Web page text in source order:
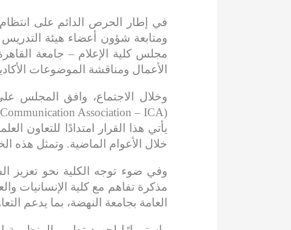
في إطار الحرص الدائم على انتظام
ومتابعة شؤون أعضاء هيئة التدريس
مجلس كلية الإعلام – جامعة
الأعمال ومناقشة الموضوعات
(International Communication Association – ICA) في مجال الإعلام والاتصال، تحت مسمى «قضايا الاتصال».
يأتي هذا القرار امتدادًا للتعاون
خلال الأعوام الماضية. وتمثل هذه
وفي ضوء توجه الكلية نحو تعزيز
مذكرة تفاهم مع كلية الإنسانيات
العامة بجامعة النهضة، بما يدعم